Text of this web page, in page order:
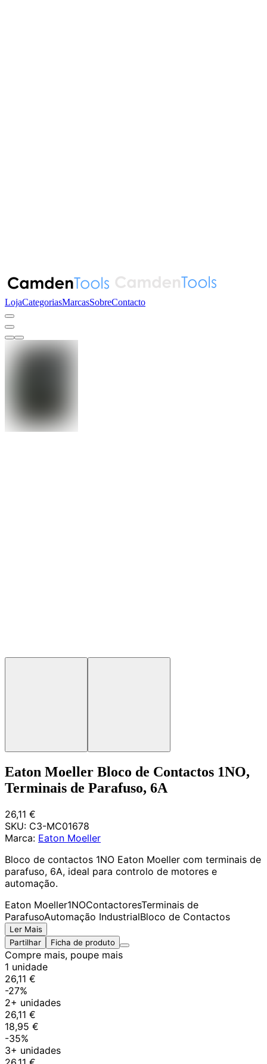
LojaCategoriasMarcasSobreContacto
Eaton Moeller Bloco de Contactos 1NO,
Terminais de Parafuso, 6A
26,11 €
SKU: C3-MC01678
Marca: Eaton Moeller
Bloco de contactos 1NO Eaton Moeller com terminais de
parafuso, 6A, ideal para controlo de motores e
automação.
Eaton Moeller1NOContactoresTerminais de
ParafusoAutomação IndustrialBloco de Contactos
Ler Mais
Partilhar
Ficha de produto
Compre mais, poupe mais
1 unidade
26,11 €
-27%
2+ unidades
26,11 €
18,95 €
-35%
3+ unidades